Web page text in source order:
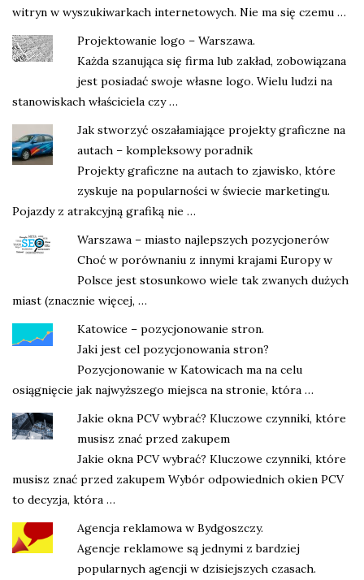
witryn w wyszukiwarkach internetowych. Nie ma się czemu …
Projektowanie logo – Warszawa.
Każda szanująca się firma lub zakład, zobowiązana
jest posiadać swoje własne logo. Wielu ludzi na
stanowiskach właściciela czy …
Jak stworzyć oszałamiające projekty graficzne na
autach – kompleksowy poradnik
Projekty graficzne na autach to zjawisko, które
zyskuje na popularności w świecie marketingu.
Pojazdy z atrakcyjną grafiką nie …
Warszawa – miasto najlepszych pozycjonerów
Choć w porównaniu z innymi krajami Europy w
Polsce jest stosunkowo wiele tak zwanych dużych
miast (znacznie więcej, …
Katowice – pozycjonowanie stron.
Jaki jest cel pozycjonowania stron?
Pozycjonowanie w Katowicach ma na celu
osiągnięcie jak najwyższego miejsca na stronie, która …
Jakie okna PCV wybrać? Kluczowe czynniki, które
musisz znać przed zakupem
Jakie okna PCV wybrać? Kluczowe czynniki, które
musisz znać przed zakupem Wybór odpowiednich okien PCV
to decyzja, która …
Agencja reklamowa w Bydgoszczy.
Agencje reklamowe są jednymi z bardziej
popularnych agencji w dzisiejszych czasach.